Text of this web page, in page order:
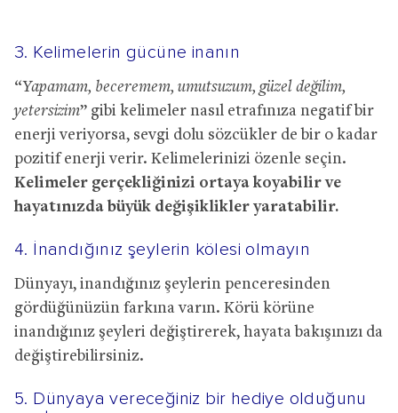
3. Kelimelerin gücüne inanın
“Yapamam, beceremem, umutsuzum, güzel değilim,
yetersizim” gibi kelimeler nasıl etrafınıza negatif bir
enerji veriyorsa, sevgi dolu sözcükler de bir o kadar
pozitif enerji verir. Kelimelerinizi özenle seçin.
Kelimeler gerçekliğinizi ortaya koyabilir ve
hayatınızda büyük değişiklikler yaratabilir.
4. İnandığınız şeylerin kölesi olmayın
Dünyayı, inandığınız şeylerin penceresinden
gördüğünüzün farkına varın. Körü körüne
inandığınız şeyleri değiştirerek, hayata bakışınızı da
değiştirebilirsiniz.
5. Dünyaya vereceğiniz bir hediye olduğunu